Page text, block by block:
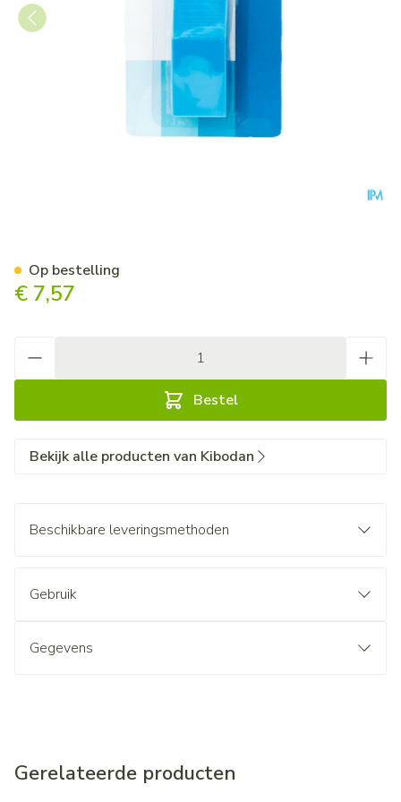
€ 7,57
Bestel
Op bestelling
Bekijk alle producten van Kibodan
Beschikbare leveringsmethoden
Gebruik
Gegevens
Gerelateerde producten